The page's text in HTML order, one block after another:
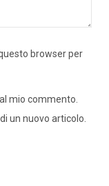
browser per
mio commento.
un nuovo articolo.